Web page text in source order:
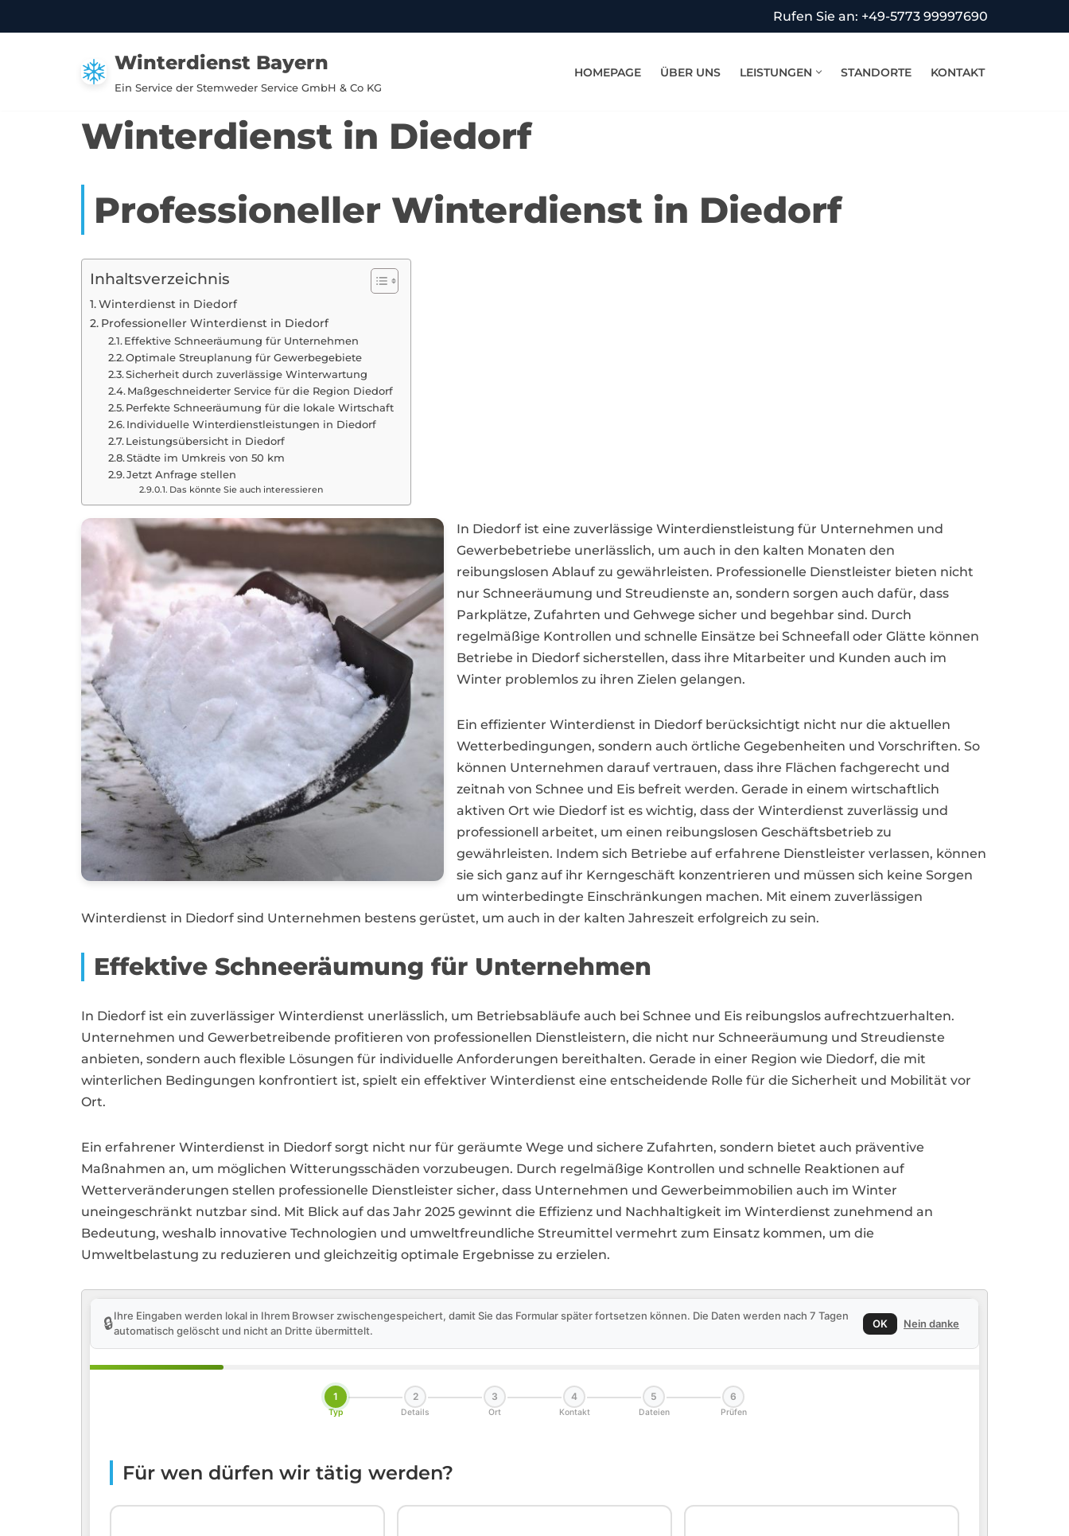
Rufen Sie an: +49-5773 99997690
Winterdienst Bayern
Ein Service der Stemweder Service GmbH & Co KG
HOMEPAGE ÜBER UNS LEISTUNGEN STANDORTE KONTAKT
Winterdienst in Diedorf
Professioneller Winterdienst in Diedorf
Inhaltsverzeichnis
Winterdienst in Diedorf
Professioneller Winterdienst in Diedorf
Effektive Schneeräumung für Unternehmen
Optimale Streuplanung für Gewerbegebiete
Sicherheit durch zuverlässige Winterwartung
Maßgeschneiderter Service für die Region Diedorf
Perfekte Schneeräumung für die lokale Wirtschaft
Individuelle Winterdienstleistungen in Diedorf
Leistungsübersicht in Diedorf
Städte im Umkreis von 50 km
Jetzt Anfrage stellen
Das könnte Sie auch interessieren
In Diedorf ist eine zuverlässige Winterdienstleistung für Unternehmen und
Gewerbebetriebe unerlässlich, um auch in den kalten Monaten den
reibungslosen Ablauf zu gewährleisten. Professionelle Dienstleister bieten nicht
nur Schneeräumung und Streudienste an, sondern sorgen auch dafür, dass
Parkplätze, Zufahrten und Gehwege sicher und begehbar sind. Durch
regelmäßige Kontrollen und schnelle Einsätze bei Schneefall oder Glätte können
Betriebe in Diedorf sicherstellen, dass ihre Mitarbeiter und Kunden auch im
Winter problemlos zu ihren Zielen gelangen.
Ein effizienter Winterdienst in Diedorf berücksichtigt nicht nur die aktuellen
Wetterbedingungen, sondern auch örtliche Gegebenheiten und Vorschriften. So
können Unternehmen darauf vertrauen, dass ihre Flächen fachgerecht und
zeitnah von Schnee und Eis befreit werden. Gerade in einem wirtschaftlich
aktiven Ort wie Diedorf ist es wichtig, dass der Winterdienst zuverlässig und
professionell arbeitet, um einen reibungslosen Geschäftsbetrieb zu
gewährleisten. Indem sich Betriebe auf erfahrene Dienstleister verlassen, können
sie sich ganz auf ihr Kerngeschäft konzentrieren und müssen sich keine Sorgen
um winterbedingte Einschränkungen machen. Mit einem zuverlässigen
Winterdienst in Diedorf sind Unternehmen bestens gerüstet, um auch in der kalten Jahreszeit erfolgreich zu sein.
Effektive Schneeräumung für Unternehmen
In Diedorf ist ein zuverlässiger Winterdienst unerlässlich, um Betriebsabläufe auch bei Schnee und Eis reibungslos aufrechtzuerhalten.
Unternehmen und Gewerbetreibende profitieren von professionellen Dienstleistern, die nicht nur Schneeräumung und Streudienste
anbieten, sondern auch flexible Lösungen für individuelle Anforderungen bereithalten. Gerade in einer Region wie Diedorf, die mit
winterlichen Bedingungen konfrontiert ist, spielt ein effektiver Winterdienst eine entscheidende Rolle für die Sicherheit und Mobilität vor
Ort.
Ein erfahrener Winterdienst in Diedorf sorgt nicht nur für geräumte Wege und sichere Zufahrten, sondern bietet auch präventive
Maßnahmen an, um möglichen Witterungsschäden vorzubeugen. Durch regelmäßige Kontrollen und schnelle Reaktionen auf
Wetterveränderungen stellen professionelle Dienstleister sicher, dass Unternehmen und Gewerbeimmobilien auch im Winter
uneingeschränkt nutzbar sind. Mit Blick auf das Jahr 2025 gewinnt die Effizienz und Nachhaltigkeit im Winterdienst zunehmend an
Bedeutung, weshalb innovative Technologien und umweltfreundliche Streumittel vermehrt zum Einsatz kommen, um die
Umweltbelastung zu reduzieren und gleichzeitig optimale Ergebnisse zu erzielen.
🔒Ihre Eingaben werden lokal in Ihrem Browser zwischengespeichert, damit Sie das Formular später fortsetzen können. Die Daten werden nach 7 Tagen
automatisch gelöscht und nicht an Dritte übermittelt.
OK Nein danke
1
Typ
2
Details
3
Ort
4
Kontakt
5
Dateien
6
Prüfen
Für wen dürfen wir tätig werden?